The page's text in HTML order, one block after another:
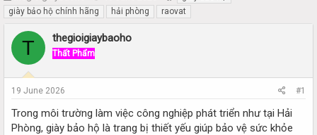
h
r
e
d
a
r
t
t
a
r
giày bảo hộ chính hãng
hải phòng raovat
T thegioigiaybaoho
Thất Phẩm
19 June 2026 #1
Trong môi trường làm việc công nghiệp phát triển như tại Hải
Phòng, giày bảo hộ là trang bị thiết yếu giúp bảo vệ sức khỏe